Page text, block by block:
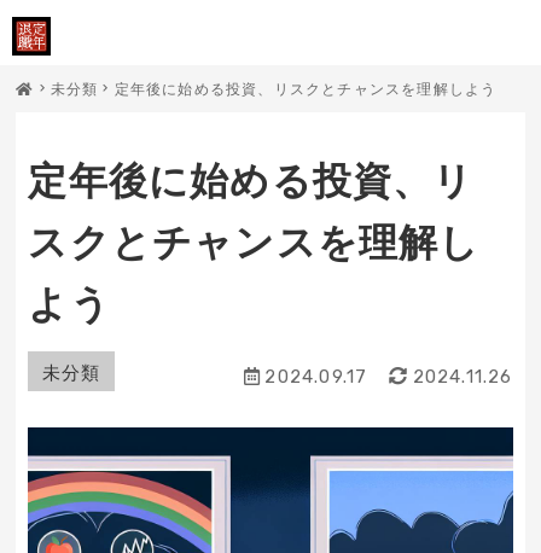
未分類 定年後に始める投資、リスクとチャンスを理解しよう
定年後に始める投資、リ
スクとチャンスを理解し
よう
未分類 2024.09.17 2024.11.26